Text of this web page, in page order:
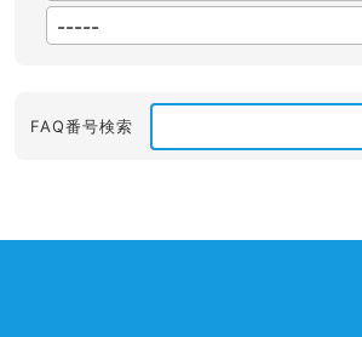
FAQ番号検索